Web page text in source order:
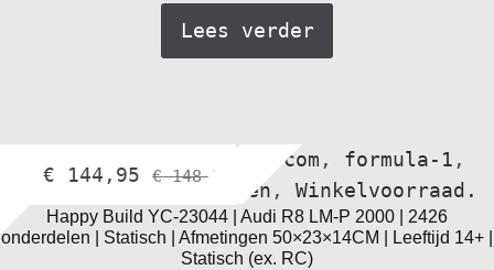
Lees verder
bol.com , formula-1 ,
supercar-bouwmodellen , Winkelvoorraad.
Happy Build YC-23044 | Audi R8 LM-P 2000 | 2426
onderdelen | Statisch | Afmetingen 50×23×14CM | Leeftijd 14+ |
Statisch (ex. RC)
€ 144,95 €148,95